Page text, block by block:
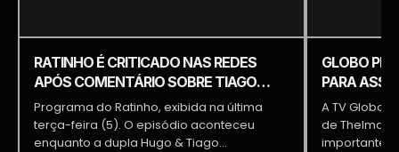
RATINHO É CRITICADO NAS REDES
APÓS COMENTÁRIO SOBRE TIAGO
PIQUILO DURANTE PROGRAMA
Programa do Ratinho, exibida na última
terça-feira (5). O episódio aconteceu
enquanto a dupla Hugo & Tiago
GLOBO
PARA
BRAGA E
A TV Globo
de Thelma
importante